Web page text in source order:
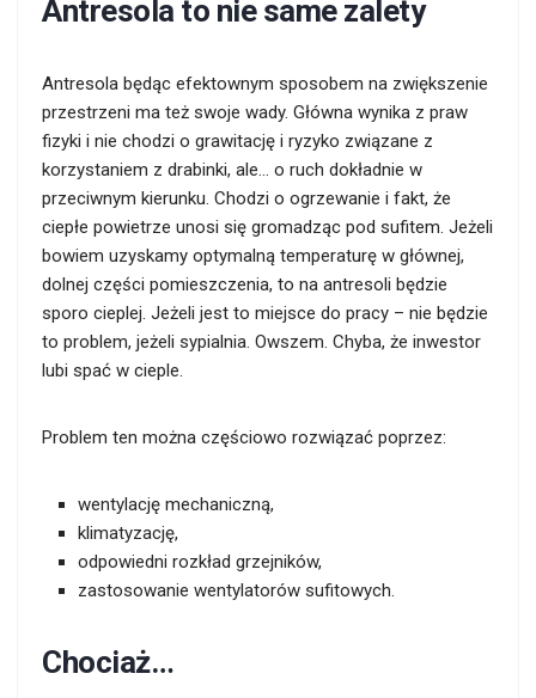
Antresola to nie same zalety
Antresola będąc efektownym sposobem na zwiększenie
przestrzeni ma też swoje wady. Główna wynika z praw
fizyki i nie chodzi o grawitację i ryzyko związane z
korzystaniem z drabinki, ale… o ruch dokładnie w
przeciwnym kierunku. Chodzi o ogrzewanie i fakt, że
ciepłe powietrze unosi się gromadząc pod sufitem. Jeżeli
bowiem uzyskamy optymalną temperaturę w głównej,
dolnej części pomieszczenia, to na antresoli będzie
sporo cieplej. Jeżeli jest to miejsce do pracy – nie będzie
to problem, jeżeli sypialnia. Owszem. Chyba, że inwestor
lubi spać w cieple.
Problem ten można częściowo rozwiązać poprzez:
wentylację mechaniczną,
klimatyzację,
odpowiedni rozkład grzejników,
zastosowanie wentylatorów sufitowych.
Chociaż…